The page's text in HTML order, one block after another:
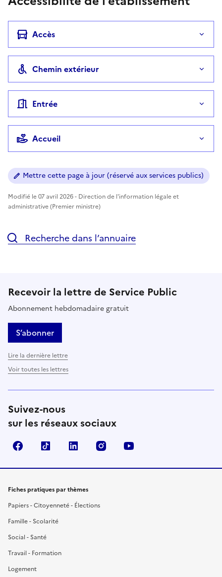
Accès
Chemin extérieur
Entrée
Accueil
Mettre cette page à jour (réservé aux services publics)
Modifié le 07 avril 2026 - Direction de l'information légale et
administrative (Premier ministre)
Recherche dans l’annuaire
Recevoir la lettre de Service Public
Abonnement hebdomadaire gratuit
S’abonner
Lire la dernière lettre
Voir toutes les lettres
Suivez-nous
sur les réseaux sociaux
FacebookTikTok LinkedIn Instagram
Fiches pratiques par thèmes
Papiers - Citoyenneté - Élections
Famille - Scolarité
Social - Santé
Travail - Formation
Logement